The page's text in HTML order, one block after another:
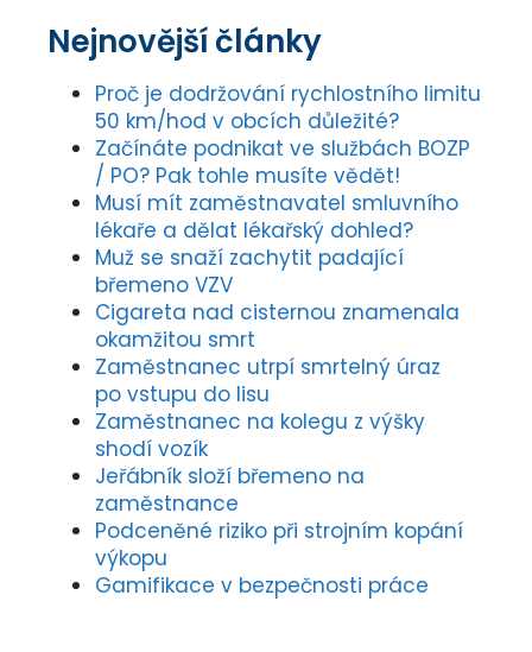
Nejnovější články
Proč je dodržování rychlostního limitu
50 km/hod v obcích důležité?
Začínáte podnikat ve službách BOZP
/ PO? Pak tohle musíte vědět!
Musí mít zaměstnavatel smluvního
lékaře a dělat lékařský dohled?
Muž se snaží zachytit padající
břemeno VZV
Cigareta nad cisternou znamenala
okamžitou smrt
Zaměstnanec utrpí smrtelný úraz
po vstupu do lisu
Zaměstnanec na kolegu z výšky
shodí vozík
Jeřábník složí břemeno na
zaměstnance
Podceněné riziko při strojním kopání
výkopu
Gamifikace v bezpečnosti práce